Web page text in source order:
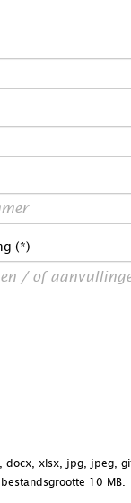
(*)
docx, xlsx, jpg, jpeg,
10 MB.